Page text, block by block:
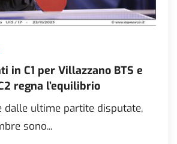
in C1 per Villazzano BTS e
regna l’equilibrio
dalle ultime partite disputate,
sono...